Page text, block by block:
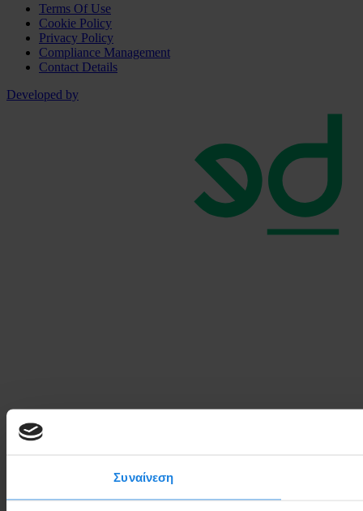
Συναίνεση
Terms Of Use
Cookie Policy
Privacy Policy
Compliance Management
Contact Details
Developed by